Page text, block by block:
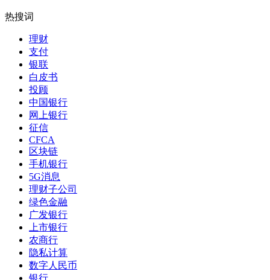
热搜词
理财
支付
银联
白皮书
投顾
中国银行
网上银行
征信
CFCA
区块链
手机银行
5G消息
理财子公司
绿色金融
广发银行
上市银行
农商行
隐私计算
数字人民币
银行